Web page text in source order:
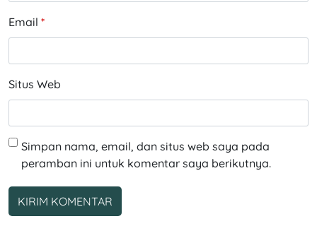
Email *
Situs Web
Simpan nama, email, dan situs web saya pada
peramban ini untuk komentar saya berikutnya.